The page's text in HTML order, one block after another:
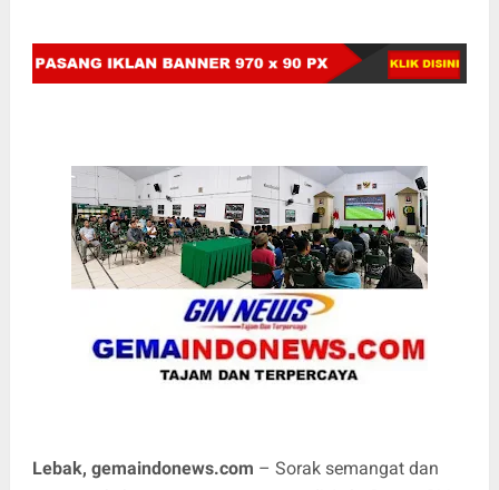
Lebak, gemaindonews.com – Sorak semangat dan